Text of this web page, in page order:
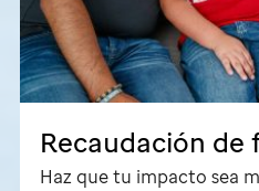
Recaudación de
Haz que tu impacto sea